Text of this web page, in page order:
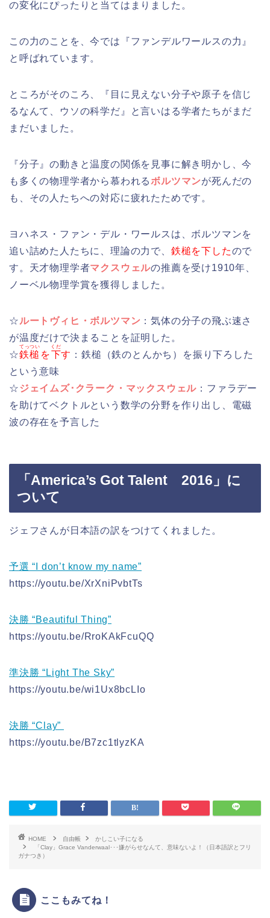
の変化にぴったりと当てはまりました。
この力のことを、今では『ファンデルワールスの力』
と呼ばれています。
ところがそのころ、『目に見えない分子や原子を信じ
るなんて、ウソの科学だ』と言いはる学者たちがまだ
まだいました。
『分子』の動きと温度の関係を見事に解き明かし、今
も多くの物理学者から慕われる ボルツマンが死んだの
も、その人たちへの対応に疲れたためです。
ヨハネス・ファン・デル・ワールスは、ボルツマンを
追い詰めた人たちに、理論の力で、 鉄槌を下したので
す。天才物理学者マクスウェルの推薦を受け1910年、
ノーベル物理学賞を獲得しました。
☆ルートヴィヒ・ボルツマン ：気体の分子の飛ぶ速さ
が温度だけで決まることを証明した。
☆鉄槌
てっつい
を下
くだ
す ：鉄槌（鉄のとんかち）を振り下ろした
という意味
☆ ジェイムズ･クラーク・マックスウェル ：ファラデー
を助けてベクトルという数学の分野を作り出し、電磁
波の存在を予言した
「America’s Got Talent 2016」に
ついて
ジェフさんが日本語の訳をつけてくれました。
予選 “I don’t know my name”
https://youtu.be/XrXniPvbtTs
決勝 “Beautiful Thing”
https://youtu.be/RroKAkFcuQQ
準決勝 “Light The Sky”
https://youtu.be/wi1Ux8bcLIo
決勝 “Clay”
https://youtu.be/B7zc1tlyzKA
HOME 自由帳
かしこい子になる
「Clay」Grace Vanderwaal･･･嫌がらせなんて、意味ないよ！（日本語訳とフリ
ガナつき）
ここもみてね！